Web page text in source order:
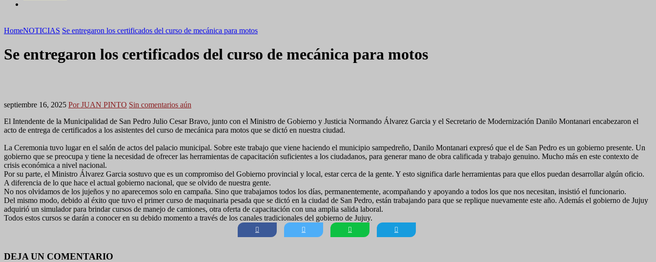
HomeNOTICIAS Se entregaron los certificados del curso de mecánica para motos
Se entregaron los certificados del curso de mecánica para motos
septiembre 16, 2025 Por JUAN PINTO Sin comentarios aún
El Intendente de la Municipalidad de San Pedro Julio Cesar Bravo, junto con el Ministro de Gobierno y Justicia Normando Álvarez Garcia y el Secretario de Modernización Danilo Montanari encabezaron el
acto de entrega de certificados a los asistentes del curso de mecánica para motos que se dictó en nuestra ciudad.
La Ceremonia tuvo lugar en el salón de actos del palacio municipal. Sobre este trabajo que viene haciendo el municipio sampedreño, Danilo Montanari expresó que el de San Pedro es un gobierno presente. Un
gobierno que se preocupa y tiene la necesidad de ofrecer las herramientas de capacitación suficientes a los ciudadanos, para generar mano de obra calificada y trabajo genuino. Mucho más en este contexto de
crisis económica a nivel nacional.
Por su parte, el Ministro Álvarez Garcia sostuvo que es un compromiso del Gobierno provincial y local, estar cerca de la gente. Y esto significa darle herramientas para que ellos puedan desarrollar algún oficio.
A diferencia de lo que hace el actual gobierno nacional, que se olvido de nuestra gente.
No nos olvidamos de los jujeños y no aparecemos solo en campaña. Sino que trabajamos todos los días, permanentemente, acompañando y apoyando a todos los que nos necesitan, insistió el funcionario.
Del mismo modo, debido al éxito que tuvo el primer curso de maquinaria pesada que se dictó en la ciudad de San Pedro, están trabajando para que se replique nuevamente este año. Además el gobierno de Jujuy
adquirió un simulador para brindar cursos de manejo de camiones, otra oferta de capacitación con una amplia salida laboral.
Todos estos cursos se darán a conocer en su debido momento a través de los canales tradicionales del gobierno de Jujuy.
DEJA UN COMENTARIO